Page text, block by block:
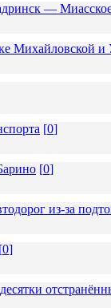
—
Михайловской и
[0]
[0]
из-за
[0]